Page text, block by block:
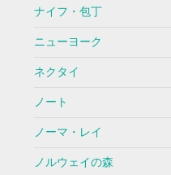
ナイフ・包丁
ニューヨーク
ネクタイ
ノート
ノーマ・レイ
ノルウェイの森